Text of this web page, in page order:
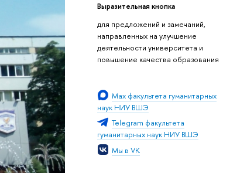
Выразительная кнопка
для предложений и замечаний,
направленных на улучшение
деятельности университета и
повышение качества образования
Мах факультета гуманитарных
наук НИУ ВШЭ
Telegram факультета
гуманитарных наук НИУ ВШЭ
Мы в VK